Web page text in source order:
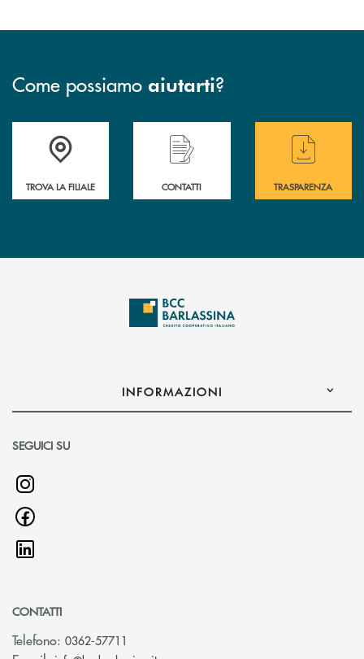
Come possiamo aiutarti?
Accedi all' elenco completo delle filiali di BCC Barlassina.
TROVA LA FILIALE
Hai bisogno di assistenza immediata ?
CONTATTI
Hai bisogno di
TRASPARENZA
INFORMAZIONI
SEGUICI SU
CONTATTI
Telefono: 0362-57711